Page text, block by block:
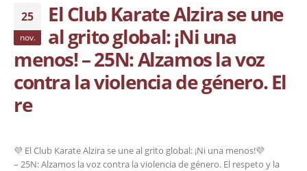
25
nov.
El Club Karate Alzira se une
al grito global: ¡Ni una
menos! – 25N: Alzamos la voz
contra la violencia de género. El
re
💜 El Club Karate Alzira se une al grito global: ¡Ni una menos!💜
– 25N: Alzamos la voz contra la violencia de género. El respeto y la